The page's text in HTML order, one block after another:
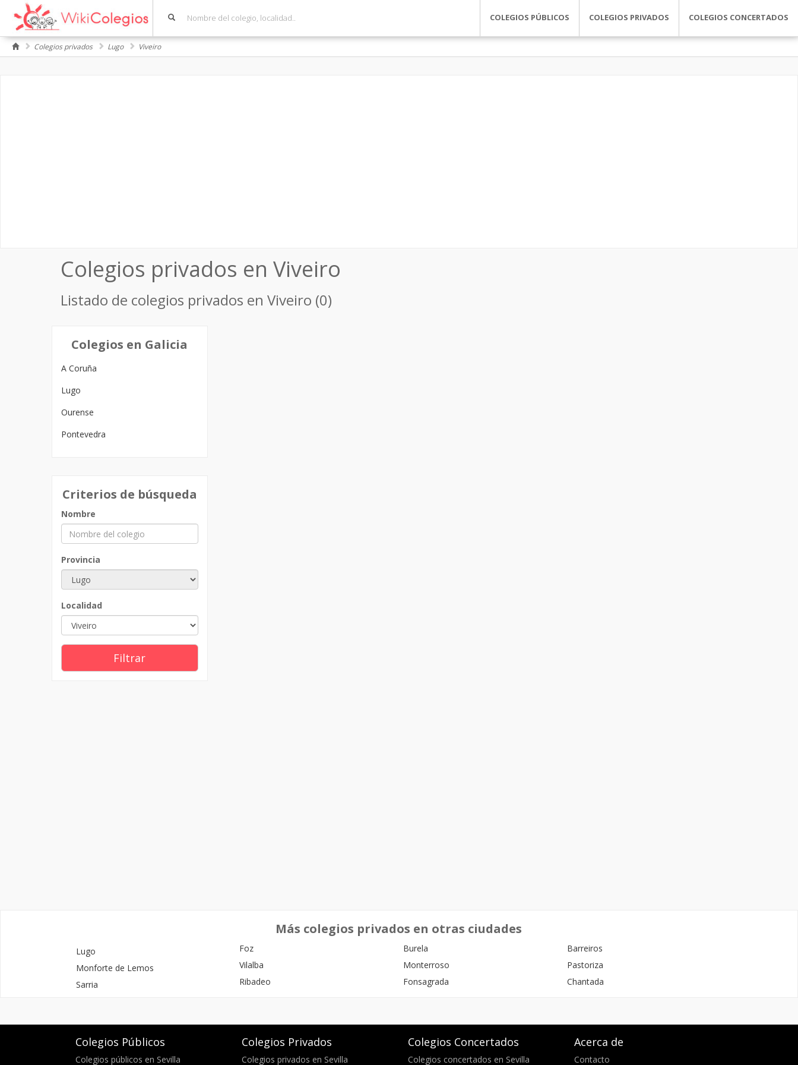
COLEGIOS PÚBLICOS COLEGIOS PRIVADOS COLEGIOS CONCERTADOS
Colegios privados Lugo Viveiro
Colegios privados en Viveiro
Listado de colegios privados en Viveiro (0)
Colegios en Galicia
A Coruña
Lugo
Ourense
Pontevedra
Criterios de búsqueda
Nombre
Provincia
Localidad
Filtrar
Más colegios privados en otras ciudades
Lugo
Monforte de Lemos
Sarria
Foz
Vilalba
Ribadeo
Burela
Monterroso
Fonsagrada
Barreiros
Pastoriza
Chantada
Colegios Públicos
Colegios públicos en Sevilla
Colegios Privados
Colegios privados en Sevilla
Colegios Concertados
Colegios concertados en Sevilla
Acerca de
Contacto